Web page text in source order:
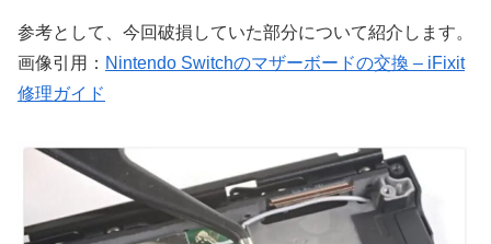
参考として、今回破損していた部分について紹介します。
画像引用： Nintendo Switchのマザーボードの交換 – iFixit
修理ガイド